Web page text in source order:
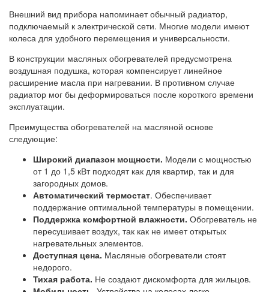
Внешний вид прибора напоминает обычный радиатор,
подключаемый к электрической сети. Многие модели имеют
колеса для удобного перемещения и универсальности.
В конструкции масляных обогревателей предусмотрена
воздушная подушка, которая компенсирует линейное
расширение масла при нагревании. В противном случае
радиатор мог бы деформироваться после короткого времени
эксплуатации.
Преимущества обогревателей на масляной основе
следующие:
Широкий диапазон мощности. Модели с мощностью
от 1 до 1,5 кВт подходят как для квартир, так и для
загородных домов.
Автоматический термостат. Обеспечивает
поддержание оптимальной температуры в помещении.
Поддержка комфортной влажности. Обогреватель не
пересушивает воздух, так как не имеет открытых
нагревательных элементов.
Доступная цена. Масляные обогреватели стоят
недорого.
Тихая работа. Не создают дискомфорта для жильцов.